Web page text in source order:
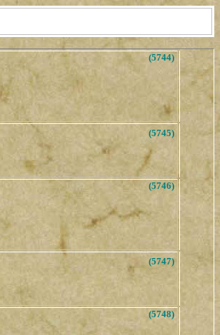
(5744)
(5745)
(5746)
(5747)
(5748)